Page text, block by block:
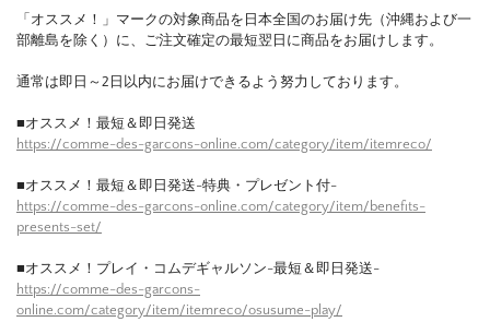
「オススメ！」マークの対象商品を日本全国のお届け先（沖縄および一
部離島を除く）に、ご注文確定の最短翌日に商品をお届けします。
通常は即日～2日以内にお届けできるよう努力しております。
■オススメ！最短＆即日発送
https://comme-des-garcons-online.com/category/item/itemreco/
■オススメ！最短＆即日発送-特典・プレゼント付-
https://comme-des-garcons-online.com/category/item/benefits-
presents-set/
■オススメ！プレイ・コムデギャルソン-最短＆即日発送-
https://comme-des-garcons-
online.com/category/item/itemreco/osusume-play/